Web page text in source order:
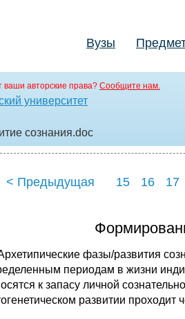
Вузы
авторские права? Сообщите нам.
университет
сознания.doc
< Предыдущая 15 16 17
фазы/развития
периодам в жизни
к запасу личной
развитии проходит